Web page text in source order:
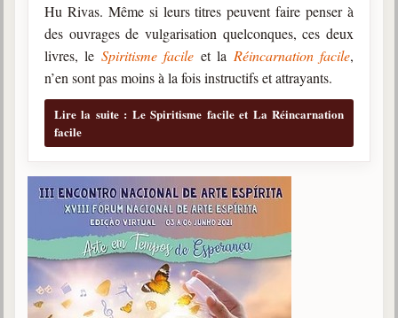
Hu Rivas. Même si leurs titres peuvent faire penser à
des ouvrages de vulgarisation quelconques, ces deux
livres, le Spiritisme facile et la Réincarnation facile,
n’en sont pas moins à la fois instructifs et attrayants.
Lire la suite : Le Spiritisme facile et La Réincarnation
facile